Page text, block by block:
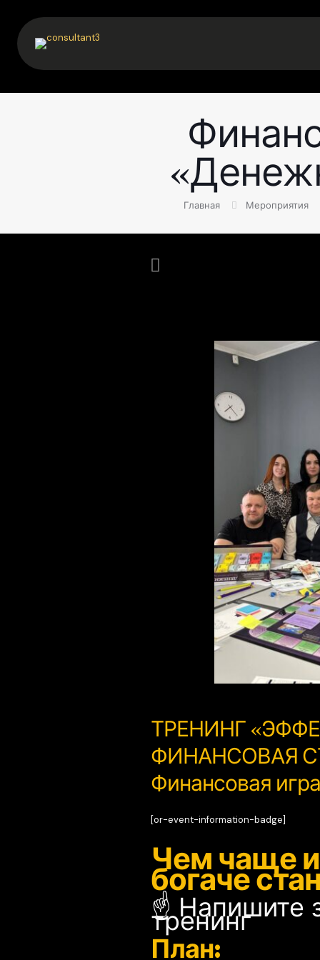
Главная Мероприятия
ТРЕНИНГ
ФИНАНСОВАЯ
Финансовая
[or-event-information-badge]
Чем чаще
богаче
☝️ Напишите
тренинг
План: